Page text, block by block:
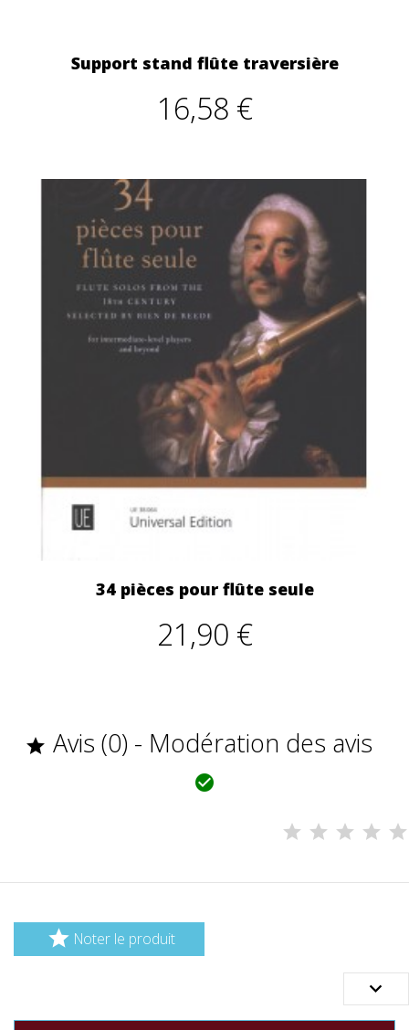
Support stand flûte traversière
16,58 €
34 pièces pour flûte seule
21,90 €
 Avis (0) - Modération des avis

 Noter le produit
